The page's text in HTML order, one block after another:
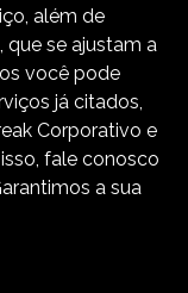
além de
se ajustam a
você pode
já citados,
Corporativo e
fale conosco
a sua